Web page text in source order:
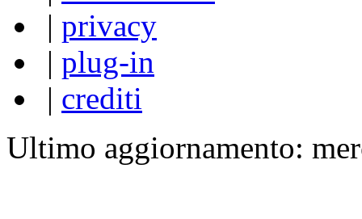
| privacy
| plug-in
| crediti
Ultimo aggiornamento: